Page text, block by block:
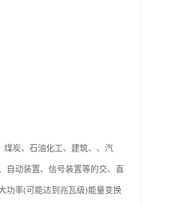
煤炭、石油化工、建筑、、汽
自动装置、信号装置等的交、直
功率(可能达到兆瓦级)能量变换